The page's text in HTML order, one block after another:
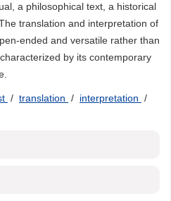
a philosophical text, a historical
translation and interpretation of
ended and versatile rather than
by its contemporary
/ translation / interpretation /